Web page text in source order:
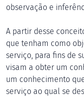
observação e
A partir desse
que tenham como
serviço, para fins de
visam a obter um
um conhecimento
serviço ao qual se